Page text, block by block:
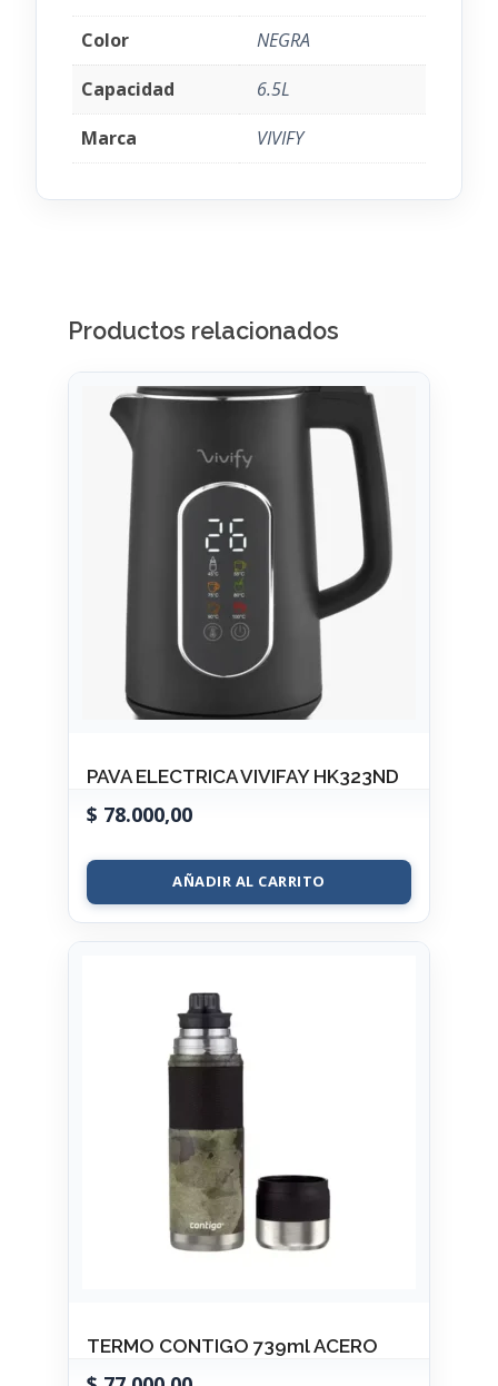
Color
NEGRA
Capacidad
6.5L
Marca
VIVIFY
Productos relacionados
PAVA ELECTRICA VIVIFAY HK323ND
$ 78.000,00
AÑADIR AL CARRITO
TERMO CONTIGO 739ml ACERO